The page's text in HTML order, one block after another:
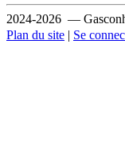
2024-2026 —
Plan du site | Se